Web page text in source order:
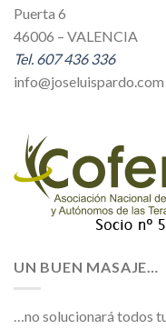
Puerta 6
46006 – VALENCIA
Tel. 607 436 336
info@joseluispardo.com
UN BUEN MASAJE…
…no solucionará todos